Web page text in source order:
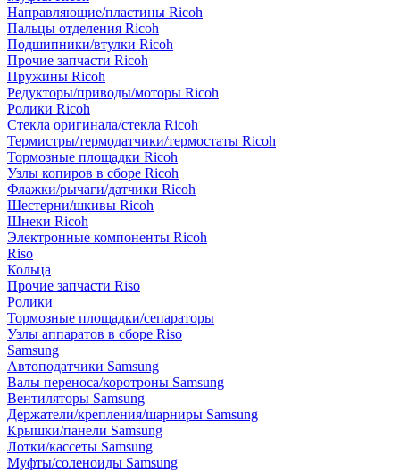
Направляющие/пластины Ricoh
Пальцы отделения Ricoh
Подшипники/втулки Ricoh
Прочие запчасти Ricoh
Пружины Ricoh
Редукторы/приводы/моторы Ricoh
Ролики Ricoh
Стекла оригинала/стекла Ricoh
Термистры/термодатчики/термостаты Ricoh
Тормозные площадки Ricoh
Узлы копиров в сборе Ricoh
Флажки/рычаги/датчики Ricoh
Шестерни/шкивы Ricoh
Шнеки Ricoh
Электронные компоненты Ricoh
Riso
Кольца
Прочие запчасти Riso
Ролики
Тормозные площадки/сепараторы
Узлы аппаратов в сборе Riso
Samsung
Автоподатчики Samsung
Валы переноса/коротроны Samsung
Вентиляторы Samsung
Держатели/крепления/шарниры Samsung
Крышки/панели Samsung
Лотки/кассеты Samsung
Муфты/соленоиды Samsung